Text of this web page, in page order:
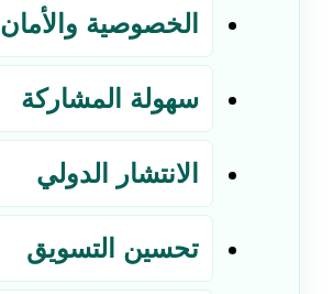
الخصوصية والأمان
سهولة المشاركة
الانتشار الدولي
تحسين التسويق